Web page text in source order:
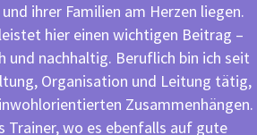
ihrer Familien am Herzen liegen.
hier einen wichtigen Beitrag –
und nachhaltig. Beruflich bin ich seit
Organisation und Leitung tätig,
Zusammenhängen.
Trainer, wo es ebenfalls auf gute